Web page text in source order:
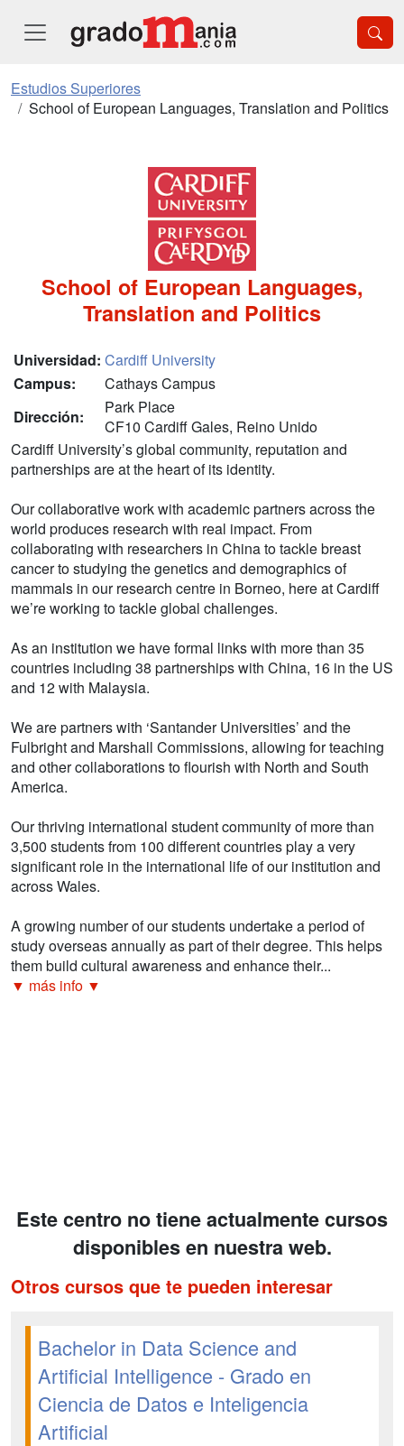
Estudios Superiores
School of European Languages, Translation and Politics
School of European Languages,
Translation and Politics
Universidad: Cardiff University
Campus:
Cathays Campus
Dirección:
Park Place
CF10 Cardiff Gales, Reino Unido
Cardiff University’s global community, reputation and
partnerships are at the heart of its identity.
Our collaborative work with academic partners across the
world produces research with real impact. From
collaborating with researchers in China to tackle breast
cancer to studying the genetics and demographics of
mammals in our research centre in Borneo, here at Cardiff
we’re working to tackle global challenges.
As an institution we have formal links with more than 35
countries including 38 partnerships with China, 16 in the US
and 12 with Malaysia.
We are partners with ‘Santander Universities’ and the
Fulbright and Marshall Commissions, allowing for teaching
and other collaborations to flourish with North and South
America.
Our thriving international student community of more than
3,500 students from 100 different countries play a very
significant role in the international life of our institution and
across Wales.
A growing number of our students undertake a period of
study overseas annually as part of their degree. This helps
them build cultural awareness and enhance their...
▼ más info ▼
Este centro no tiene actualmente cursos
disponibles en nuestra web.
Otros cursos que te pueden interesar
Bachelor in Data Science and
Artificial Intelligence - Grado en
Ciencia de Datos e Inteligencia
Artificial